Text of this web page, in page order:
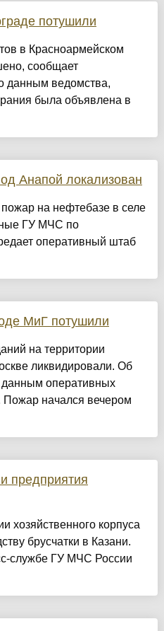
потушили
в Красноармейском
сообщает
данным ведомства,
была объявлена в
Анапой локализован
на нефтебазе в селе
ГУ МЧС по
оперативный штаб
МиГ потушили
на территории
ликвидировали. Об
оперативных
Пожар начался вечером
предприятия
хозяйственного корпуса
брусчатки в Казани.
службе ГУ МЧС России